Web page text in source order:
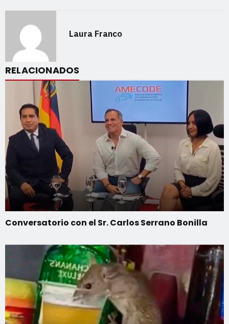
Laura Franco
RELACIONADOS
Conversatorio con el Sr. Carlos Serrano Bonilla